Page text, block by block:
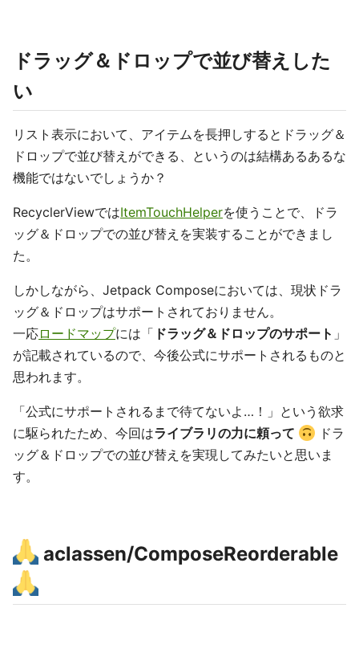
ドラッグ＆ドロップで並び替えした
い
リスト表示において、アイテムを長押しするとドラッグ＆
ドロップで並び替えができる、というのは結構あるあるな
機能ではないでしょうか？
RecyclerViewではItemTouchHelperを使うことで、ドラ
ッグ＆ドロップでの並び替えを実装することができまし
た。
しかしながら、Jetpack Composeにおいては、現状ドラ
ッグ＆ドロップはサポートされておりません。
一応ロードマップには「 ドラッグ＆ドロップのサポート 」
が記載されているので、今後公式にサポートされるものと
思われます。
「公式にサポートされるまで待てないよ…！」という欲求
に駆られたため、今回はライブラリの力に頼って
ドラ
ッグ＆ドロップでの並び替えを実現してみたいと思いま
す。
aclassen/ComposeReorderable